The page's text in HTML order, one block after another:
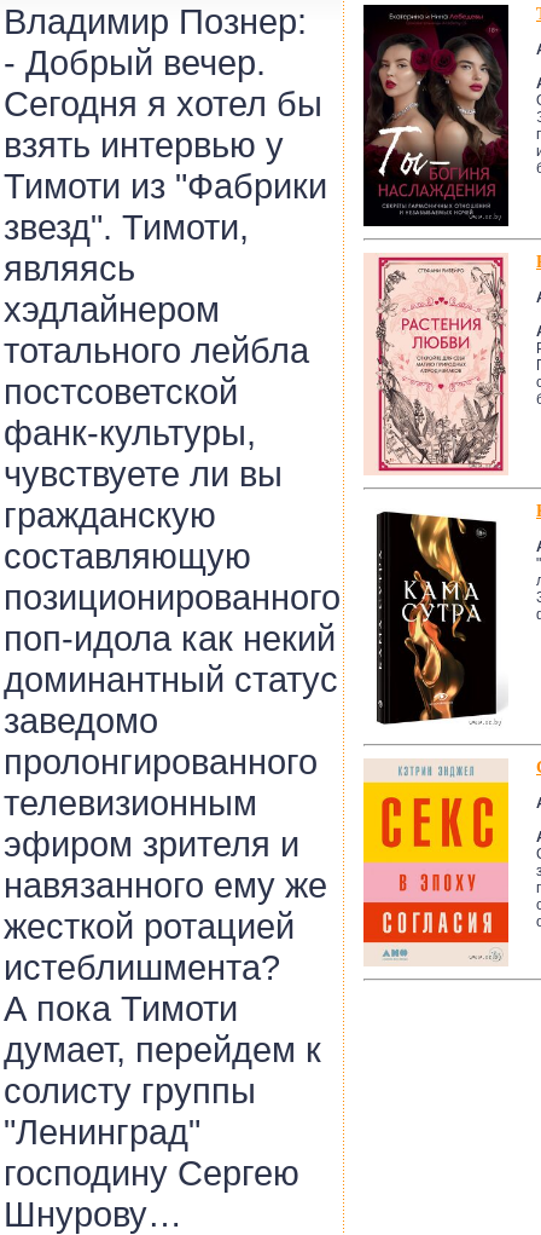
Владимир Познер:
- Добрый вечер.
Сегодня я хотел бы
взять интервью у
Тимоти из "Фабрики
звезд". Тимоти,
являясь
хэдлайнером
тотального лейбла
постсоветской
фанк-культуры,
чувствуете ли вы
гражданскую
составляющую
позиционированного
поп-идола как некий
доминантный статус
заведомо
пролонгированного
телевизионным
эфиром зрителя и
навязанного ему же
жесткой ротацией
истеблишмента?
А пока Тимоти
думает, перейдем к
солисту группы
"Ленинград"
господину Сергею
Шнурову…